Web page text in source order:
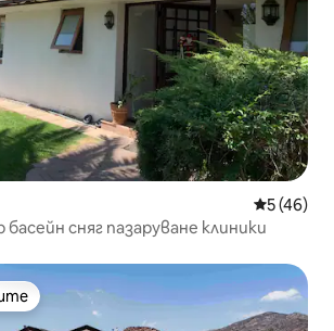
Средна
5 (46)
басейн сняг пазаруване клиники